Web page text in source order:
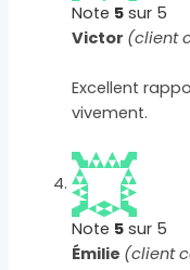
Note 5 sur 5
Victor (client
Excellent
vivement.
Note 5 sur 5
Émilie (client